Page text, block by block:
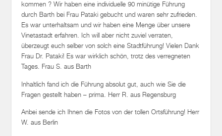
Es war unterhaltsam und wir haben eine Menge über unsere
Vinetastadt erfahren. Ich will aber nicht zuviel verraten,
überzeugt euch selber von solch eine Stadtführung! Vielen Dank
Frau Dr. Pataki! Es war wirklich schön, trotz des verregneten
Tages. Frau S. aus Barth
Inhaltlich fand ich die Führung absolut gut, auch wie Sie die
Anbei sende ich Ihnen die Fotos von der tollen Ortsführung! Herr
Frau Dr. Patakis Führungen sind anregend und unterhaltsam.